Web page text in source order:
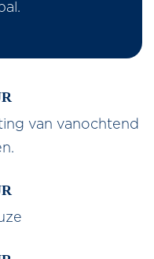
van vanochtend